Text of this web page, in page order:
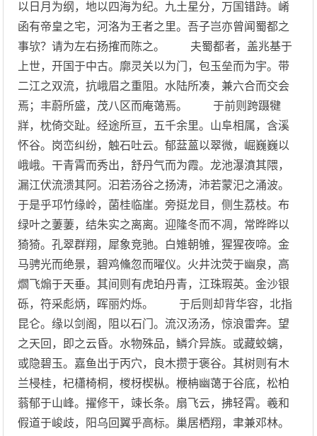
以日月为纲，地以四海为纪。九土星分，万国错跱。崤
函有帝皇之宅，河洛为王者之里。吾子岂亦曾闻蜀都之
事欤？请为左右扬搉而陈之。 夫蜀都者，盖兆基于
上世，开国于中古。廓灵关以为门，包玉垒而为宇。带
二江之双流，抗峨眉之重阻。水陆所凑，兼六合而交会
焉；丰蔚所盛，茂八区而庵蔼焉。 于前则跨蹑犍
牂，枕倚交趾。经途所亘，五千余里。山阜相属，含溪
怀谷。岗峦纠纷，触石吐云。郁葐蒕以翠微，崛巍巍以
峨峨。干青霄而秀出，舒丹气而为霞。龙池瀑濆其隈，
漏江伏流溃其阿。汩若汤谷之扬涛，沛若蒙汜之涌波。
于是乎邛竹缘岭，菌桂临崖。旁挺龙目，侧生荔枝。布
绿叶之萋萋，结朱实之离离。迎隆冬而不凋，常晔晔以
猗猗。孔翠群翔，犀象竞驰。白雉朝雊，猩猩夜啼。金
马骋光而绝景，碧鸡儵忽而曜仪。火井沈荧于幽泉，高
爓飞煽于天垂。其间则有虎珀丹青，江珠瑕英。金沙银
砾，符采彪炳，晖丽灼烁。 于后则却背华容，北指
昆仑。缘以剑阁，阻以石门。流汉汤汤，惊浪雷奔。望
之天回，即之云昏。水物殊品，鳞介异族。或藏蛟螭，
或隐碧玉。嘉鱼出于丙穴，良木攒于褒谷。其树则有木
兰梫桂，杞櫹椅桐，椶枒楔枞。楩柟幽蔼于谷底，松柏
蓊郁于山峰。擢修干，竦长条。扇飞云，拂轻霄。羲和
假道于峻歧，阳乌回翼乎高标。巢居栖翔，聿兼邓林。